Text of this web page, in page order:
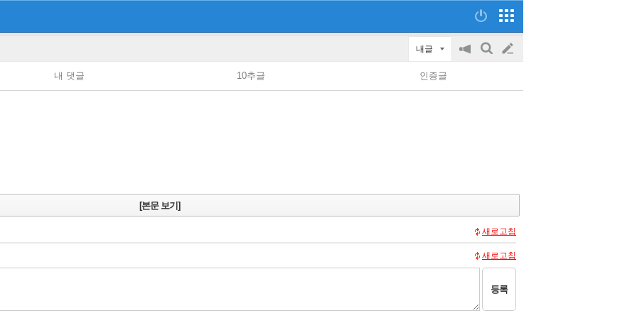
내글
공
on/off
검
글
쓰
내 댓글 10추글 인증글
[본문 보기]
새로고침
새로고침
등록